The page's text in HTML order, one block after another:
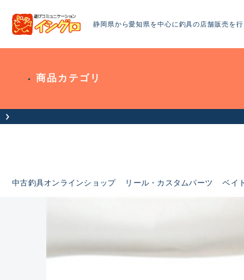
静岡県から愛知県を中心に釣具の店舗販売を
商品カテゴリ
中古釣具オンラインショップ リール・カスタムパーツ ベイ